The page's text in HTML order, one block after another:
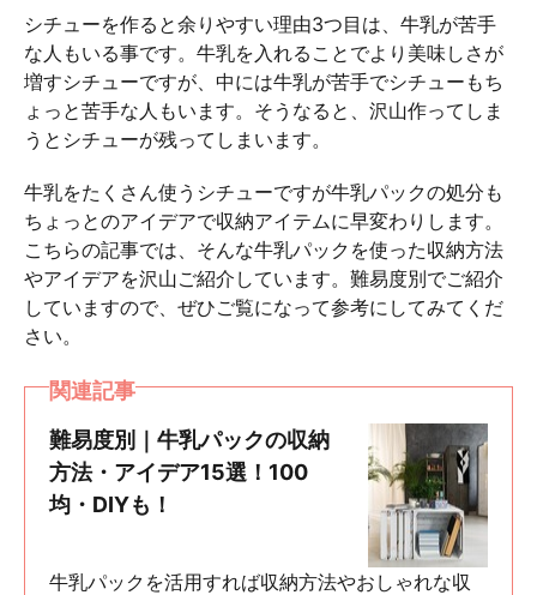
シチューを作ると余りやすい理由3つ目は、牛乳が苦手
な人もいる事です。牛乳を入れることでより美味しさが
増すシチューですが、中には牛乳が苦手でシチューもち
ょっと苦手な人もいます。そうなると、沢山作ってしま
うとシチューが残ってしまいます。
牛乳をたくさん使うシチューですが牛乳パックの処分も
ちょっとのアイデアで収納アイテムに早変わりします。
こちらの記事では、そんな牛乳パックを使った収納方法
やアイデアを沢山ご紹介しています。難易度別でご紹介
していますので、ぜひご覧になって参考にしてみてくだ
さい。
関連記事
難易度別｜牛乳パックの収納
方法・アイデア15選！100
均・DIYも！
牛乳パックを活用すれば収納方法やおしゃれな収